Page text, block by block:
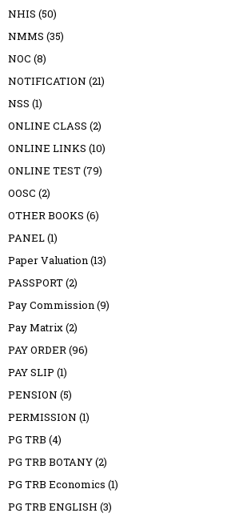
NHIS (50)
NMMS (35)
NOC (8)
NOTIFICATION (21)
NSS (1)
ONLINE CLASS (2)
ONLINE LINKS (10)
ONLINE TEST(79)
OOSC (2)
OTHER BOOKS (6)
PANEL(1)
Paper Valuation(13)
PASSPORT(2)
Pay Commission(9)
Pay Matrix(2)
PAY ORDER(96)
PAY SLIP (1)
PENSION (5)
PERMISSION (1)
PG TRB (4)
PG TRB BOTANY(2)
PG TRB Economics (1)
PG TRB ENGLISH (3)